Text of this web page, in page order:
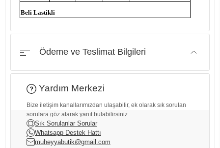
Beli Lastikli
Ödeme ve Teslimat Bilgileri
Yardım Merkezi
Bize iletişim kanallarımızdan ulaşabilir, ek olarak sık sorulan
sorulara göz atarak yanıt bulabilirsiniz.
Sık Sorulanlar Sorular
Whatsapp Destek Hattı
muheyyabutik@gmail.com